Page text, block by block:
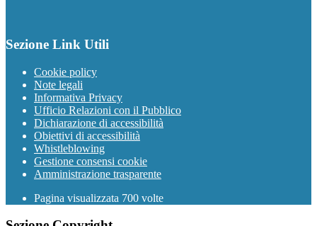
Sezione Link Utili
Cookie policy
Note legali
Informativa Privacy
Ufficio Relazioni con il Pubblico
Dichiarazione di accessibilità
Obiettivi di accessibilità
Whistleblowing
Gestione consensi cookie
Amministrazione trasparente
Pagina visualizzata 700 volte